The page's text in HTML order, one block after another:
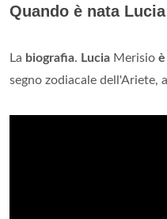
Quando è nata
La biografia. Lucia Merisio
segno zodiacale dell'Ariete,